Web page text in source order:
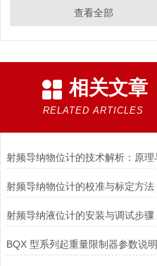
查看全部
相关文章
RELATED ARTICLES
射频导纳物位计的校准与标定方法
射频导纳液位计的安装与调试步骤
BQX 型系列起重量限制器参数说明